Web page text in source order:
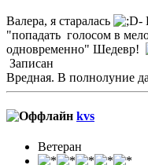
Валера, я старалась
-
"попадать голосом в
одновременно" Шедевр!
Записан
Вредная. В полнолуние
kvs
Ветеран